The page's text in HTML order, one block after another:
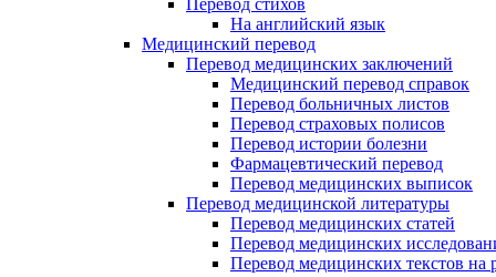
Перевод стихов
На английский язык
Медицинский перевод
Перевод медицинских заключений
Медицинский перевод справок
Перевод больничных листов
Перевод страховых полисов
Перевод истории болезни
Фармацевтический перевод
Перевод медицинских выписок
Перевод медицинской литературы
Перевод медицинских статей
Перевод медицинских
Перевод медицинских текстов на